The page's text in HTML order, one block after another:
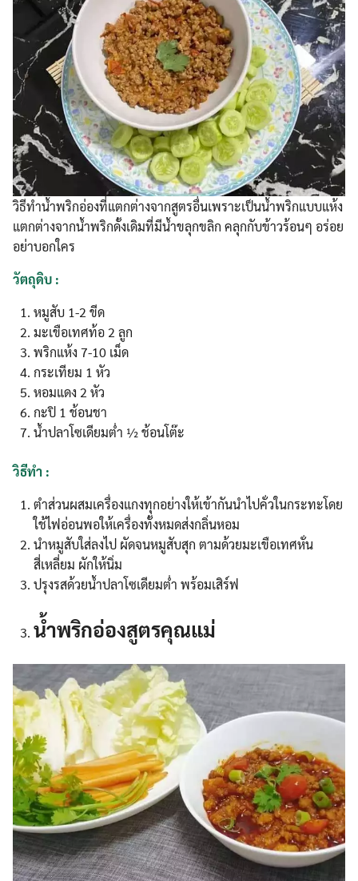
วิธีทำน้ำพริกอ่องที่แตกต่างจากสูตรอื่นเพราะเป็นน้ำพริกแบบแห้ง
แตกต่างจากน้ำพริกดั้งเดิมที่มีน้ำขลุกขลิก คลุกกับข้าวร้อนๆ อร่อย
อย่าบอกใคร
วัตถุดิบ :
หมูสับ 1-2 ขีด
มะเขือเทศท้อ 2 ลูก
พริกแห้ง 7-10 เม็ด
กระเทียม 1 หัว
หอมแดง 2 หัว
กะปิ 1 ช้อนชา
น้ำปลาโซเดียมต่ำ ½ ช้อนโต๊ะ
วิธีทำ :
ตำส่วนผสมเครื่องแกงทุกอย่างให้เข้ากันนำไปคั่วในกระทะโดย
ใช้ไฟอ่อนพอให้เครื่องทั้งหมดส่งกลิ่นหอม
นำหมูสับใส่ลงไป ผัดจนหมูสับสุก ตามด้วยมะเขือเทศหั่น
สี่เหลี่ยม ผักให้นิ่ม
ปรุงรสด้วยน้ำปลาโซเดียมต่ำ พร้อมเสิร์ฟ
น้ำพริกอ่องสูตรคุณแม่